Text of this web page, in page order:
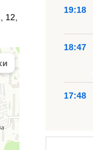
12,
19:18
18:47
17:48